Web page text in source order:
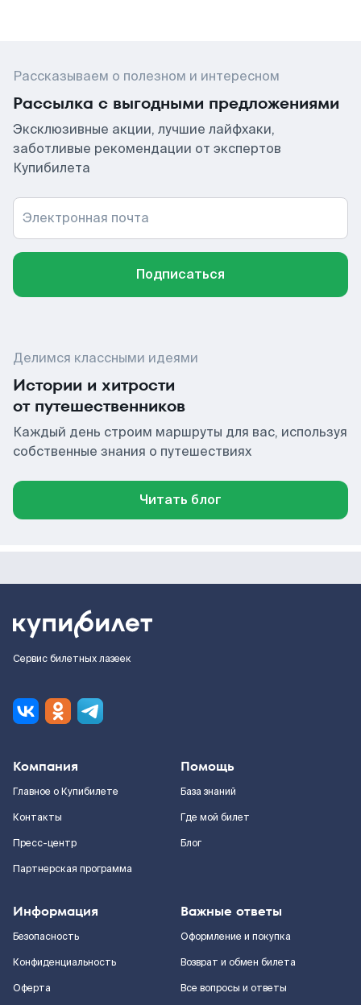
Рассказываем о полезном и интересном
Рассылка с выгодными предложениями
Эксклюзивные акции, лучшие лайфхаки,
заботливые рекомендации от экспертов
Купибилета
Электронная почта
Подписаться
Делимся классными идеями
Истории и хитрости
от путешественников
Каждый день строим маршруты для вас, используя
собственные знания о путешествиях
Читать блог
Сервис билетных лазеек
Компания
Главное о Купибилете
Контакты
Пресс-центр
Партнерская программа
Помощь
База знаний
Где мой билет
Блог
Информация
Безопасность
Конфиденциальность
Оферта
Важные ответы
Оформление и покупка
Возврат и обмен билета
Все вопросы и ответы